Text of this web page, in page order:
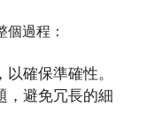
過程：
確保準確性。
，避免冗長的細